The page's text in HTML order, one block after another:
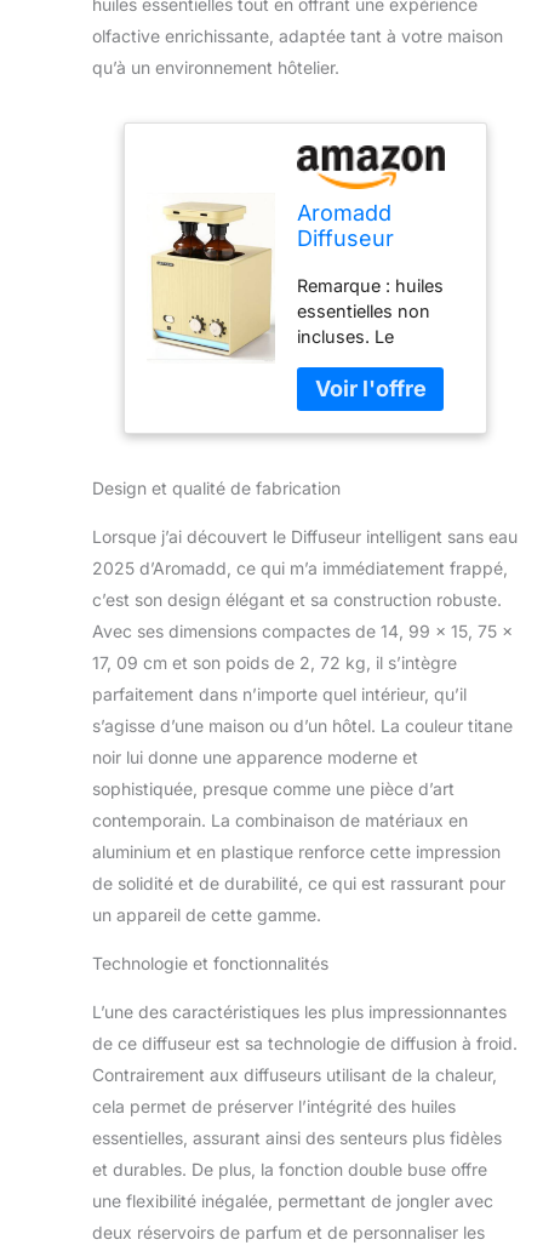
huiles essentielles tout en offrant une expérience
olfactive enrichissante, adaptée tant à votre maison
qu’à un environnement hôtelier.
Aromadd
Diffuseur
d'huiles
essentielles
sans eau à
double parfum,
machine à air
froid pour 200
m², 2
d'arômes de
toute la maison
et le bureau
(jaune)
Remarque : huiles
essentielles non
incluses. Le
ne peut pas être
utilisé avec de l'eau.
Les diffuseurs de
comprennent deux
de 200 ml, le
parfum ne peut être
commuté qu'en
(ne peut pas être
commuté via le
téléphone portable),
deux buses ne
pulvérisées en
même temps Un
design unique en
son genre à double
innovation
révolutionnaire à
diffuseur sans eau
bouteilles d'huiles
essentielles.
Basculez sans
effort entre les
appuyant sur un
bouton pour une
expérience
d'aromathérapie
Design et qualité de fabrication
Lorsque j’ai découvert le Diffuseur intelligent sans eau
2025 d’Aromadd, ce qui m’a immédiatement frappé,
c’est son design élégant et sa construction robuste.
Avec ses dimensions compactes de 14, 99 x 15, 75 x
17, 09 cm et son poids de 2, 72 kg, il s’intègre
parfaitement dans n’importe quel intérieur, qu’il
s’agisse d’une maison ou d’un hôtel. La couleur titane
noir lui donne une apparence moderne et
sophistiquée, presque comme une pièce d’art
contemporain. La combinaison de matériaux en
aluminium et en plastique renforce cette impression
de solidité et de durabilité, ce qui est rassurant pour
un appareil de cette gamme.
Technologie et fonctionnalités
L’une des caractéristiques les plus impressionnantes
de ce diffuseur est sa technologie de diffusion à froid.
Contrairement aux diffuseurs utilisant de la chaleur,
cela permet de préserver l’intégrité des huiles
essentielles, assurant ainsi des senteurs plus fidèles
et durables. De plus, la fonction double buse offre
une flexibilité inégalée, permettant de jongler avec
deux réservoirs de parfum et de personnaliser les